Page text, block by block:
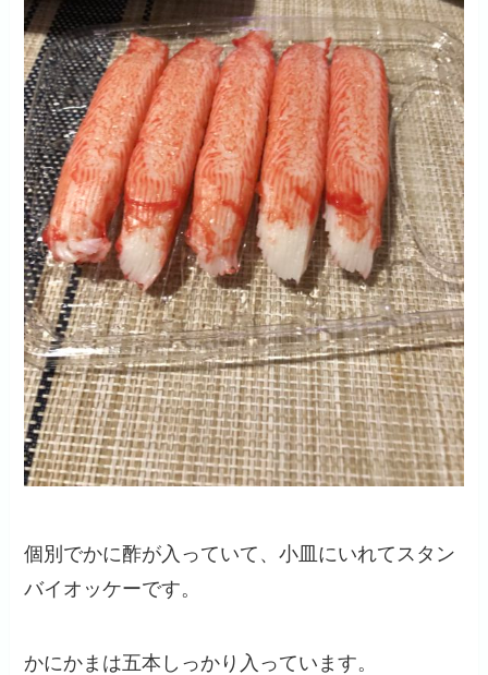
個別でかに酢が入っていて、小皿にいれてスタン
バイオッケーです。
かにかまは五本しっかり入っています。